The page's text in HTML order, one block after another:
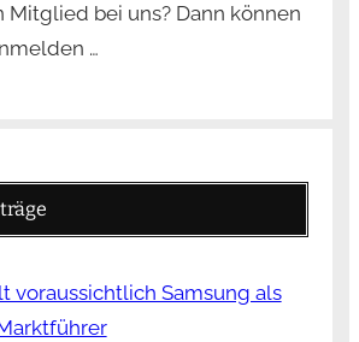
Mitglied bei uns? Dann können
…
voraussichtlich Samsung als